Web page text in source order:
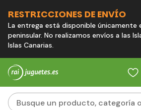
RESTRICCIONES DE ENVÍO
La entrega está disponible únicamente
peninsular. No realizamos envíos a las
Islas Canarias.